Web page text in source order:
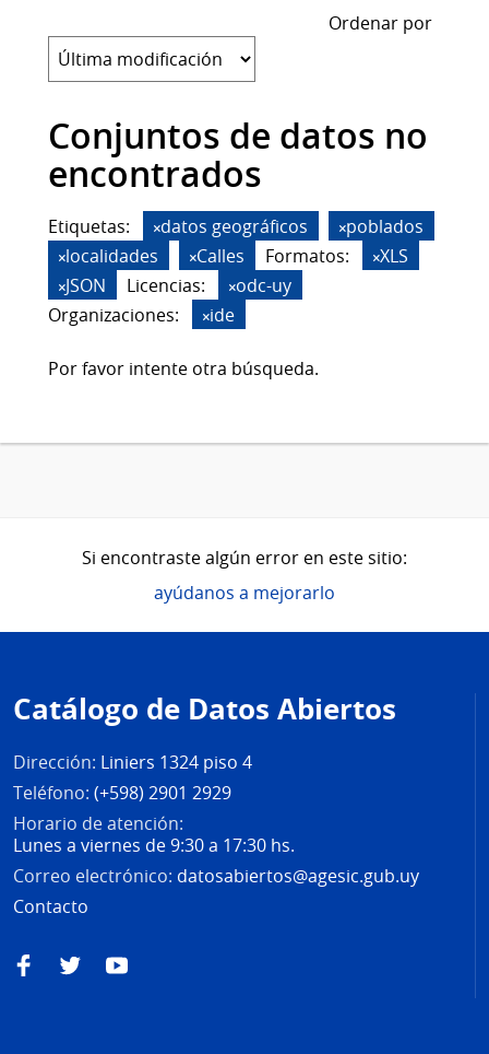
Ordenar por
Conjuntos de datos no
encontrados
Etiquetas: datos geográficos
poblados
localidades
Calles Formatos:
XLS
JSON
Licencias:
odc-uy
Organizaciones:
ide
Por favor intente otra búsqueda.
Si encontraste algún error en este sitio:
ayúdanos a mejorarlo
de
página
Catálogo de Datos Abiertos
Dirección: Liniers 1324 piso 4
Teléfono: (+598) 2901 2929
Horario de atención:
Lunes a viernes de 9:30 a 17:30 hs.
Correo electrónico: datosabiertos@agesic.gub.uy
Contacto
FacebookTwitterYouTube